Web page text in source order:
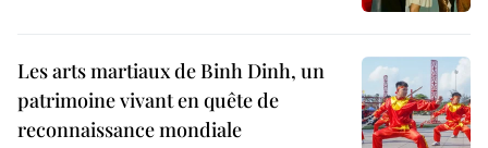
Les arts martiaux de Binh Dinh, un
patrimoine vivant en quête de
reconnaissance mondiale